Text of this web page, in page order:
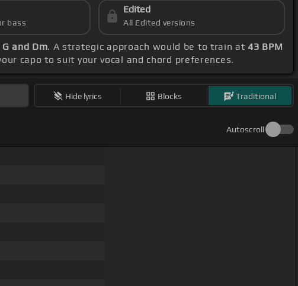
bass
Edited
All Edited versions
and Dm. A strategic approach would be to train at43 BPM
capo to suit your vocal and chord preferences.
Hide lyrics Blocks Traditional
Autoscroll